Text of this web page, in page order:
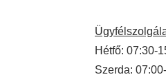
Hétfő: 07:30-
Szerda: